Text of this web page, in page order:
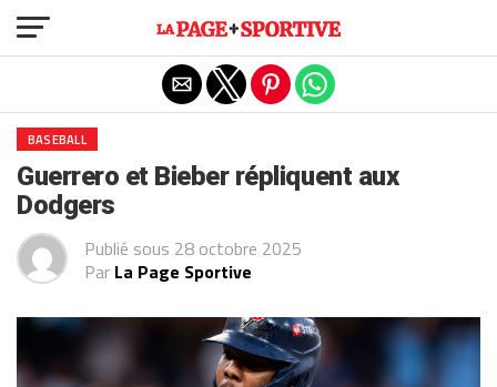
BASEBALL
Guerrero et Bieber répliquent aux
Dodgers
Publié sous 28 octobre 2025
Par La Page Sportive
Exit mobile version